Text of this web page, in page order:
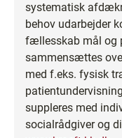
systematisk
behov udarbejder
fællesskab mål og
sammensættes
med f.eks. fysisk
suppleres med
socialrådgiver og